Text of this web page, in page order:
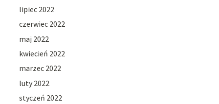
lipiec 2022
czerwiec 2022
maj 2022
kwiecień 2022
marzec 2022
luty 2022
styczeń 2022